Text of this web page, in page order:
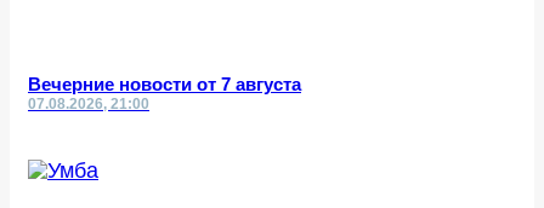
Вечерние новости от 7 августа
07.08.2026, 21:00